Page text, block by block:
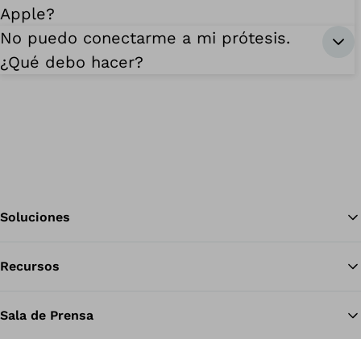
Apple?
No puedo conectarme a mi prótesis.
¿Qué debo hacer?
Soluciones
Recursos
Sala de Prensa